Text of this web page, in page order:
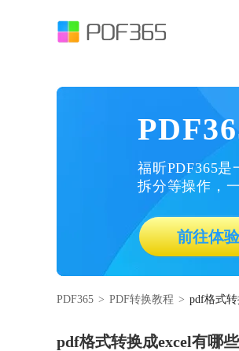
福昕PDF365是
拆分等操作，
前往体
PDF365 > PDF转换教程 > pdf格式
pdf格式转换成excel有哪